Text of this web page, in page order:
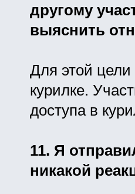
другому
выяснить
Для этой цели
курилке.
доступа в
11. Я
никакой